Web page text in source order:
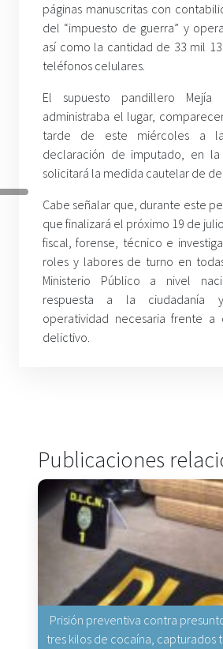
páginas manuscritas con
del “impuesto de guerra” y
así como la cantidad de 33 mil
teléfonos celulares.
El supuesto pandillero Mejía
administraba el lugar,
tarde de este miércoles a
declaración de imputado, en la
solicitará la medida cautelar de
Cabe señalar que, durante este
que finalizará el próximo 19 de
fiscal, forense, técnico e
roles y labores de turno en
Ministerio Público a nivel
respuesta a la ciudadanía
operatividad necesaria frente a
delictivo.
Publicaciones
Prisión preventiva contra
tres kilos de cocaína, capturados